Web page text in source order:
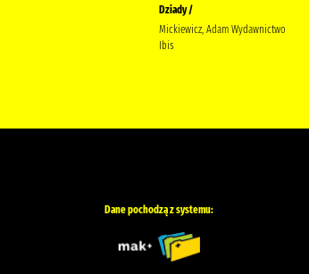
Dziady /
Mickiewicz, Adam Wydawnictwo
Ibis
Dane pochodzą z systemu: